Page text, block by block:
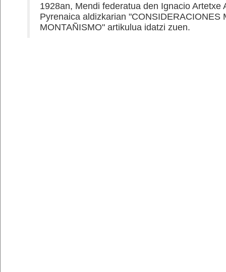
1928an, Mendi federatua den Ignacio
Pyrenaica aldizkarian "CONSIDERACIONES
MONTAÑISMO" artikulua idatzi zuen.